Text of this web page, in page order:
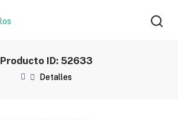
Producto ID: 52633
Detalles